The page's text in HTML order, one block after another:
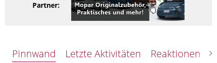
Partner:
Pinnwand Letzte Aktivitäten Reaktionen